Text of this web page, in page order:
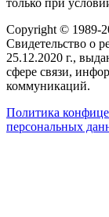
Copyright © 1989-
Свидетельство о
25.12.2020 г.,
сфере связи,
коммуникаций.
Политика
персональных